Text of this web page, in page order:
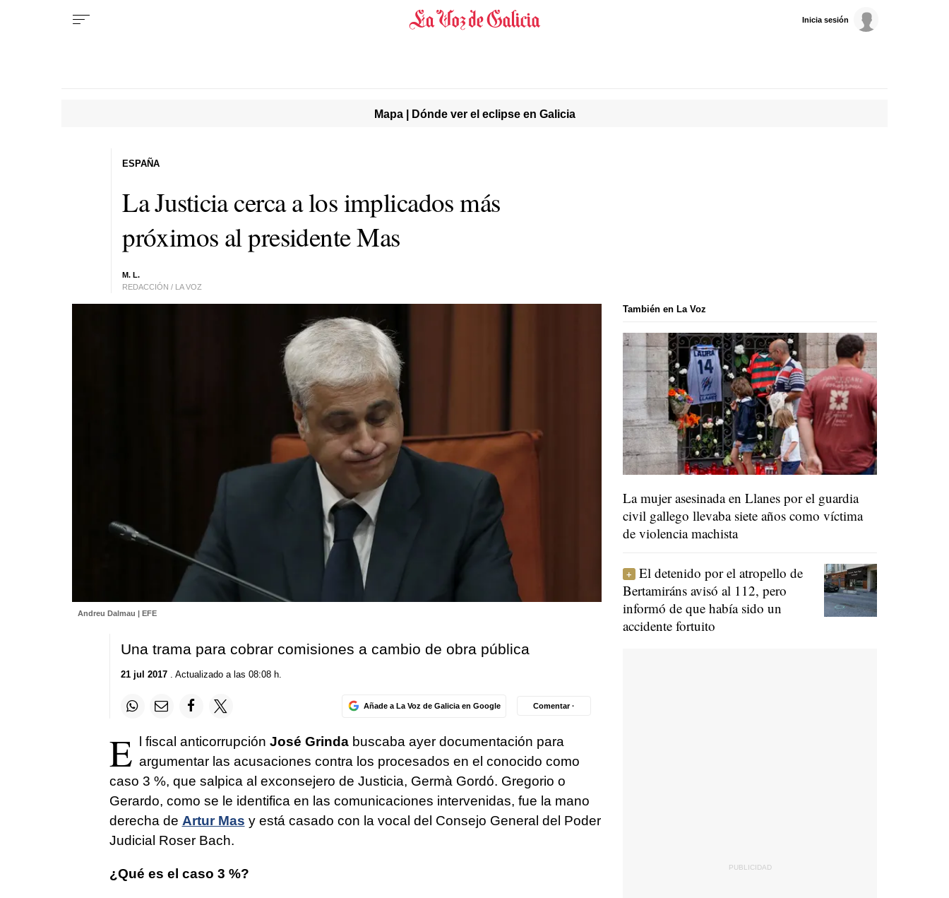
Inicia sesión
Mapa | Dónde ver el eclipse en Galicia
La Justicia cerca a los implicados más
próximos al presidente Mas
M. L.
REDACCIÓN / LA VOZ
ESPAÑA
Andreu Dalmau | EFE
Una trama para cobrar comisiones a cambio de obra pública
21 jul 2017. Actualizado a las 08:08 h.
Añade a La Voz de Galicia en Google Comentar ·
E l fiscal anticorrupción José Grindabuscaba ayer documentación para
argumentar las acusaciones contra los procesados en el conocido como
caso 3 %, que salpica al exconsejero de Justicia, Germà Gordó. Gregorio o
Gerardo, como se le identifica en las comunicaciones intervenidas, fue la mano
derecha de Artur Mas y está casado con la vocal del Consejo General del Poder
Judicial Roser Bach.
¿Qué es el caso 3 %?
También en La Voz
La mujer asesinada en Llanes por el guardia
civil gallego llevaba siete años como víctima
de violencia machista
El detenido por el atropello de
Bertamiráns avisó al 112, pero
informó de que había sido un
accidente fortuito